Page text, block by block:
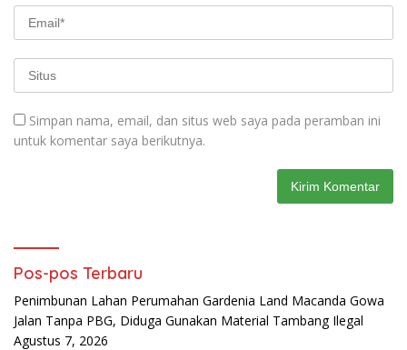
Simpan nama, email, dan situs web saya pada peramban ini
untuk komentar saya berikutnya.
Pos-pos Terbaru
Penimbunan Lahan Perumahan Gardenia Land Macanda Gowa
Jalan Tanpa PBG, Diduga Gunakan Material Tambang Ilegal
Agustus 7, 2026